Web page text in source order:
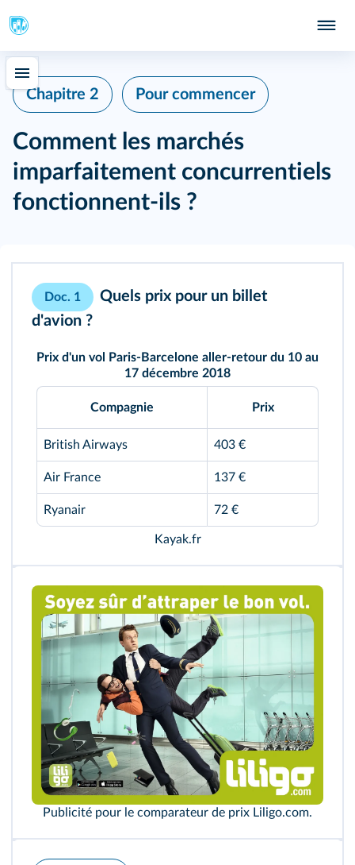
Chapitre 2 Pour commencer
Comment les marchés
imparfaitement concurrentiels
fonctionnent‑ils ?
Doc. 1
Quels prix pour un billet
d'avion ?
Prix d'un vol Paris‑Barcelone aller-retour du 10 au
17 décembre 2018
Compagnie Prix
British Airways 403 €
Air France 137 €
Ryanair 72 €
Kayak.fr
Publicité pour le comparateur de prix Liligo.com.